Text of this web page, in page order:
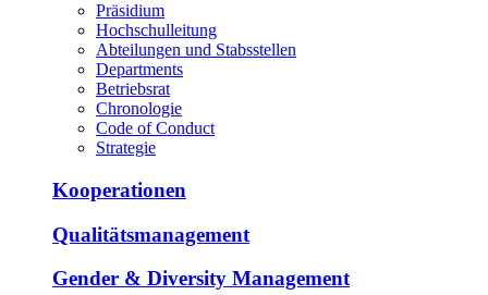
Präsidium
Hochschulleitung
Abteilungen und Stabsstellen
Departments
Betriebsrat
Chronologie
Code of Conduct
Strategie
Kooperationen
Qualitätsmanagement
Gender & Diversity Management